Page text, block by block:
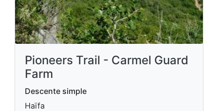
Pioneers Trail - Carmel Guard
Farm
Descente simple
Haïfa